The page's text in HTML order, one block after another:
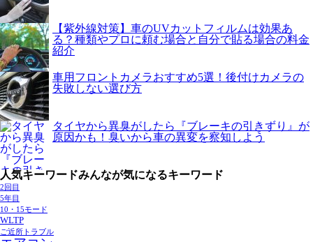
【紫外線対策】車のUVカットフィルムは効果あ
る？種類やプロに頼む場合と自分で貼る場合の料金
紹介
車用フロントカメラおすすめ5選！後付けカメラの
失敗しない選び方
タイヤから異臭がしたら『ブレーキの引きずり』が
原因かも！臭いから車の異変を察知しよう
人気キーワードみんなが気になるキーワード
2回目
5年目
10・15モード
WLTP
ご近所トラブル